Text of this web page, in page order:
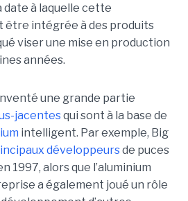
date à laquelle cette
intégrée à des produits
viser une mise en production
années.
une grande partie
jacentesqui sont à la base de
intelligent. Par exemple, Big
développeursde puces
1997, alors que l’aluminium
a également joué un rôle